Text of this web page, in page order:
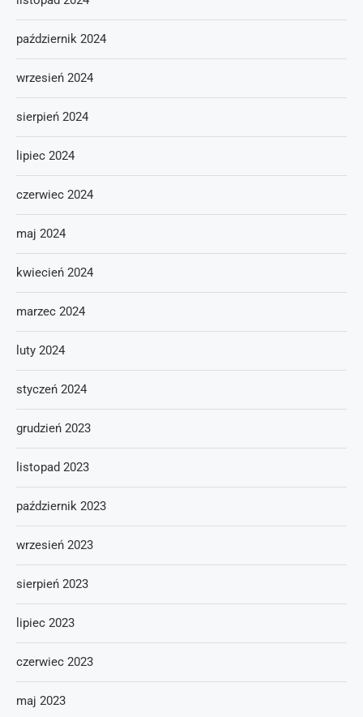
październik 2024
wrzesień 2024
sierpień 2024
lipiec 2024
czerwiec 2024
maj 2024
kwiecień 2024
marzec 2024
luty 2024
styczeń 2024
grudzień 2023
listopad 2023
październik 2023
wrzesień 2023
sierpień 2023
lipiec 2023
czerwiec 2023
maj 2023